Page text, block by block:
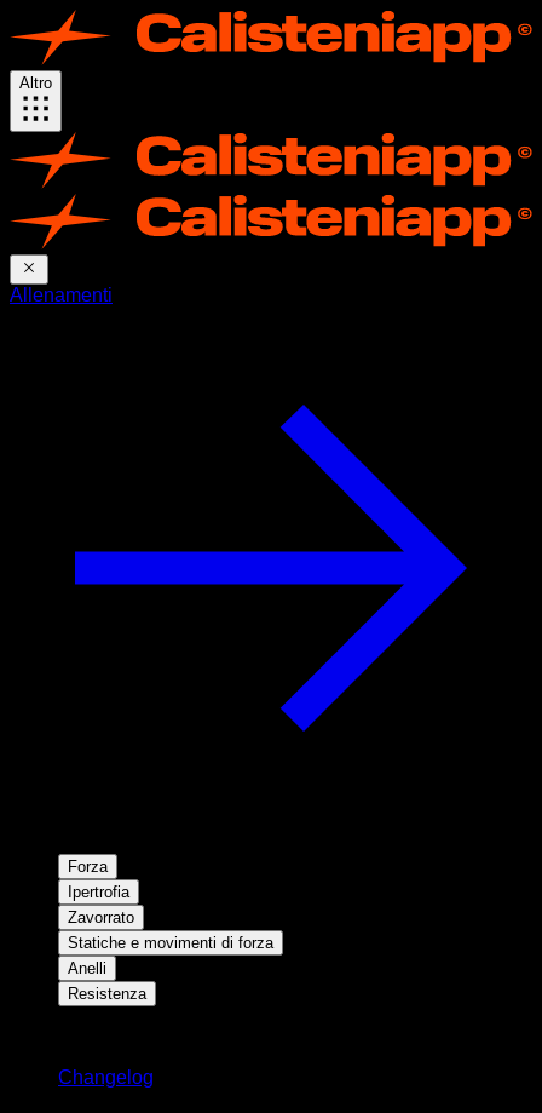
Altro
Allenamenti
Forza
Ipertrofia
Zavorrato
Statiche e movimenti di forza
Anelli
Resistenza
Changelog